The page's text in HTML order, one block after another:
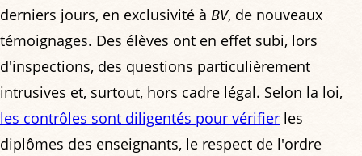
derniers jours, en exclusivité à BV, de nouveaux
témoignages. Des élèves ont en effet subi, lors
d'inspections, des questions particulièrement
intrusives et, surtout, hors cadre légal. Selon la loi,
les contrôles sont diligentés pour vérifier les
diplômes des enseignants, le respect de l'ordre